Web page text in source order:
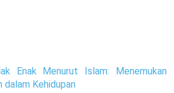
Enak Menurut Islam: Menemukan
dalam Kehidupan